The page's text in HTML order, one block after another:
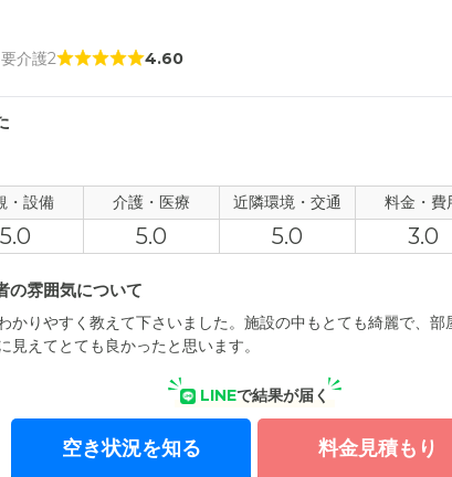
介護2 4.60
・設備 介護・医療 近隣環境・交通 料金・費
5.0 5.0 5.0 3.0
の雰囲気について
かりやすく教えて下さいました。施設の中もとても綺麗で、
えてとても良かったと思います。
LINEで結果が届く
空き状況を知る 料金見積もり